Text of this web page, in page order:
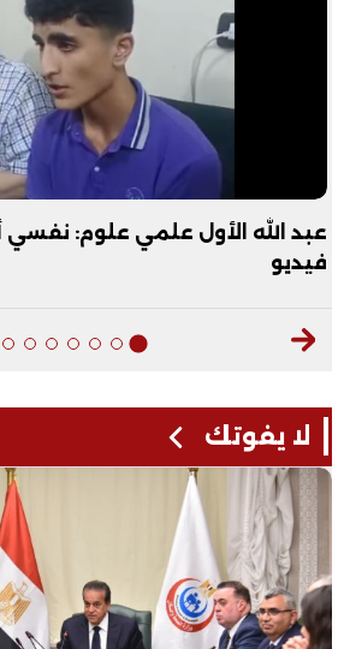
عبد الله الأول علمي علوم:
فيديو
لا يفوتك